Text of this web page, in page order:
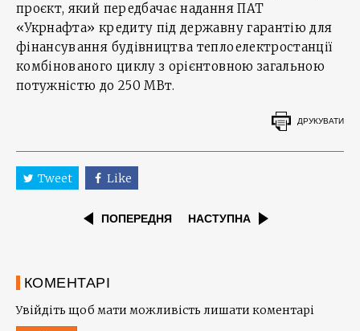
проєкт, який передбачає надання ПАТ
«Укрнафта» кредиту під державну гарантію для
фінансування будівництва теплоелектростанції
комбінованого циклу з орієнтовною загальною
потужністю до 250 МВт.
ДРУКУВАТИ
Tweet Like
ПОПЕРЕДНЯ НАСТУПНА
КОМЕНТАРІ
Увійдіть щоб мати можливість лишати коментарі